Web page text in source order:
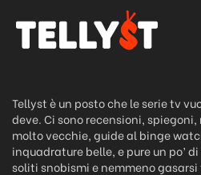
Tellyst è un posto che le serie tv
deve. Ci sono recensioni,
molto vecchie, guide al binge
inquadrature belle, e pure un po’
soliti snobismi e nemmeno